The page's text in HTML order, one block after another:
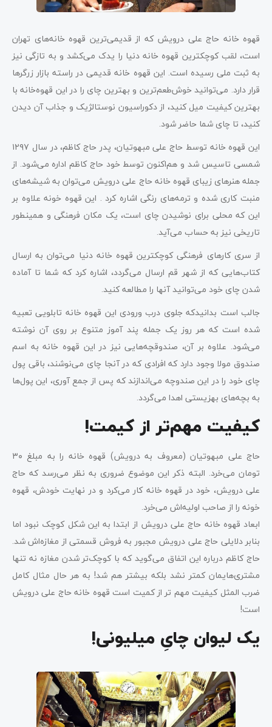
قهوه خانه حاج علی درویش که از قدیمی‌ترین قهوه خانه‌های تهران
است، لقب کوچکترین قهوه خانه دنیا را یدک می‌کشد و به تازگی نیز
به ثبت ملی رسیده است. این قهوه خانه قدیمی در راسته بازار زرگرها
قرار دارد. می‌توانید خوش‌طعم‌ترین و بهترین چای را در این قهوه‌خانه با
بهترین کیفیت میل کنید، از دکوراسیون نوستالژیک و جذاب آن دیدن
کنید، تا چای شما حاضر شود.
این قهوه خانه توسط حاج علی مبهوتیان، پدر حاج کاظم، در سال ۱۲۹۷
شمسی تاسیس شد و هم‌اکنون توسط خود حاج کاظم اداره می‌شود. از
جمله هنرهای زیبای قهوه خانه حاج علی درویش می‌توان به شیشه‌های
منبت کاری شده و ترمه‌های رنگی اشاره کرد . این قهوه خونه علاوه بر
این که محلی برای نوشیدن چای است، یک مکان فرهنگی و همینطور
تاریخی نیز به حساب می‌آید.
از سری کارهای فرهنگی کوچکترین قهوه خانه دنیا می‌توان به ارسال
کتاب‌هایی که از شهر قم ارسال می‌گردد، اشاره کرد که شما تا آماده
شدن چای خود می‌توانید آنها را مطالعه کنید.
جالب است بدانیدکه جلوی درب ورودی این قهوه خانه تابلویی تعبیه
شده است که هر روز یک جمله پند آموز متنوع بر روی آن نوشته
می‌شود. علاوه بر آن، صندوقچه‌هایی نیز در این قهوه خانه به اسم
صندوق مولا وجود دارد که افرادی که در آنجا چای می‌نوشند، باقی پول
چای خود را در این صندوچه می‌اندازند که پس از جمع آوری، این پول‌ها
به بچه‌های بهزیستی اهدا می‌گردد.
کیفیت مهم‌تر از کیمت!
حاج علی مبهوتیان (معروف به درویش) قهوه خانه را به مبلغ ۳۰
تومان می‌خرد. البته ذکر این موضوع ضروری به نظر می‌رسد که حاج
علی درویش، خود در قهوه خانه کار می‌کرد و در نهایت خودش، قهوه
خونه را از صاحب اولیه‌اش می‌خرد.
ابعاد قهوه خانه حاج علی درویش از ابتدا به این شکل کوچک نبود اما
بنابر دلایلی حاج علی درویش مجبور به فروش قسمتی از مغازه‌اش شد.
حاج کاظم درباره این اتفاق می‌گوید که با کوچک‌تر شدن مغازه نه تنها
مشتری‌هایمان کمتر نشد بلکه بیشتر هم شد! به هر حال مثال کامل
ضرب المثل کیفیت مهم تر از کمیت است قهوه خانه حاج علی درویش
است!
یک لیوان چایِ میلیونی!